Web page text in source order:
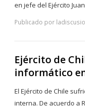
en jefe del Ejército
Publicado por
Ejército de
informático
El Ejército de Chile
interna. De acuerdo a